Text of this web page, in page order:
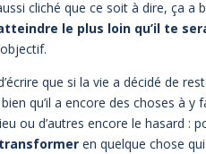
cliché que ce soit à dire, ça a
le plus loin qu’il te
que si la vie a décidé de
qu’il a encore des choses à
ou d’autres encore le hasard :
en quelque chose